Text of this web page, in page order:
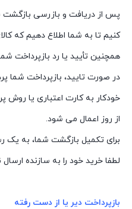
پس از دریافت و بازرسی بازگشت
کنیم تا به شما اطلاع دهیم که
همچنین تأیید یا رد بازپرداخت
در صورت تایید، بازپرداخت شما
خودکار به کارت اعتباری یا
از روز اعمال می شود.
برای تکمیل بازگشت شما، به یک
لطفا خرید خود را به سازنده ارسال
بازپرداخت دیر یا از دست رفته